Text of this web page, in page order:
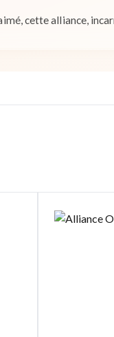
cette alliance,